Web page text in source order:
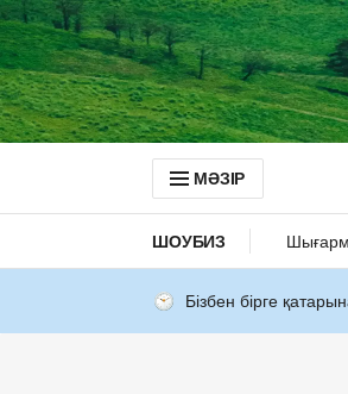
МӘЗІР
ШОУБИЗ
Бізбен бірге